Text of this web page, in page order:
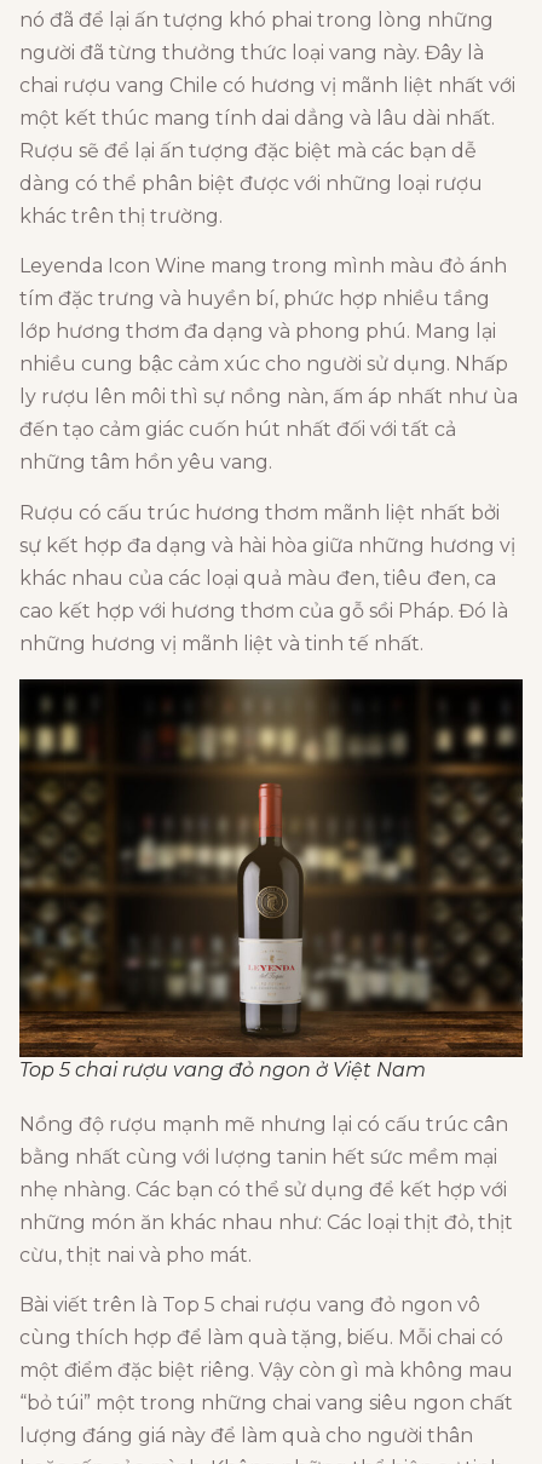
nó đã để lại ấn tượng khó phai trong lòng những
người đã từng thưởng thức loại vang này. Đây là
chai rượu vang Chile có hương vị mãnh liệt nhất với
một kết thúc mang tính dai dẳng và lâu dài nhất.
Rượu sẽ để lại ấn tượng đặc biệt mà các bạn dễ
dàng có thể phân biệt được với những loại rượu
khác trên thị trường.
Leyenda Icon Wine mang trong mình màu đỏ ánh
tím đặc trưng và huyền bí, phức hợp nhiều tầng
lớp hương thơm đa dạng và phong phú. Mang lại
nhiều cung bậc cảm xúc cho người sử dụng. Nhấp
ly rượu lên môi thì sự nồng nàn, ấm áp nhất như ùa
đến tạo cảm giác cuốn hút nhất đối với tất cả
những tâm hồn yêu vang.
Rượu có cấu trúc hương thơm mãnh liệt nhất bởi
sự kết hợp đa dạng và hài hòa giữa những hương vị
khác nhau của các loại quả màu đen, tiêu đen, ca
cao kết hợp với hương thơm của gỗ sồi Pháp. Đó là
những hương vị mãnh liệt và tinh tế nhất.
Top 5 chai rượu vang đỏ ngon ở Việt Nam
Nồng độ rượu mạnh mẽ nhưng lại có cấu trúc cân
bằng nhất cùng với lượng tanin hết sức mềm mại
nhẹ nhàng. Các bạn có thể sử dụng để kết hợp với
những món ăn khác nhau như: Các loại thịt đỏ, thịt
cừu, thịt nai và pho mát.
Bài viết trên là Top 5 chai rượu vang đỏ ngon vô
cùng thích hợp để làm quà tặng, biếu. Mỗi chai có
một điểm đặc biệt riêng. Vậy còn gì mà không mau
“bỏ túi” một trong những chai vang siêu ngon chất
lượng đáng giá này để làm quà cho người thân